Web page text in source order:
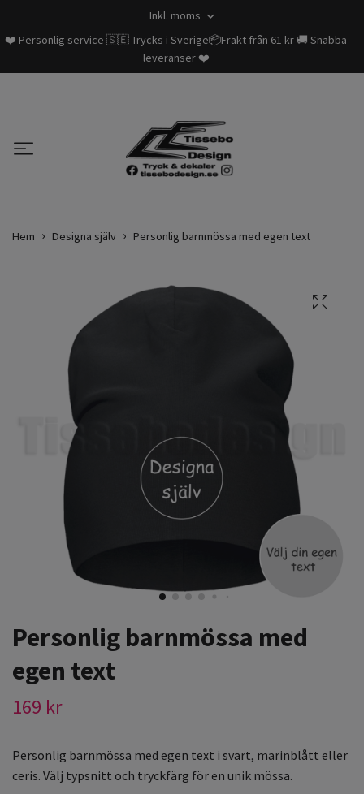
Inkl. moms
❤️ Personlig service 🇸🇪 Trycks i Sverige📦Frakt från 61 kr 🚚 Snabba
leveranser ❤️
Hem Designa själv Personlig barnmössa med egen text
Personlig barnmössa med
egen text
169 kr
Personlig barnmössa med egen text i svart, marinblått eller
ceris. Välj typsnitt och tryckfärg för en unik mössa.